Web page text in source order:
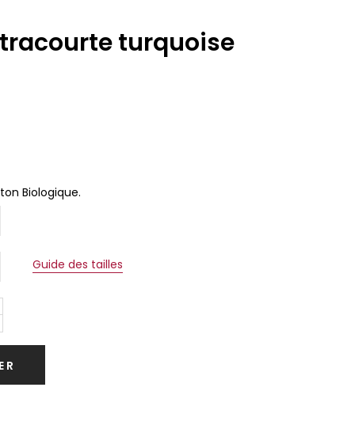
turquoise
Biologique.
Guide des tailles